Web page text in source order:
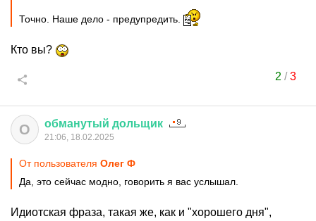
Точно. Наше дело - предупредить.
Кто вы?
2 /3
О обманутый дольщик
21:06, 18.02.2025
От пользователя Олег Ф
Да, это сейчас модно, говорить я вас услышал.
Идиотская фраза, такая же, как и "хорошего дня",